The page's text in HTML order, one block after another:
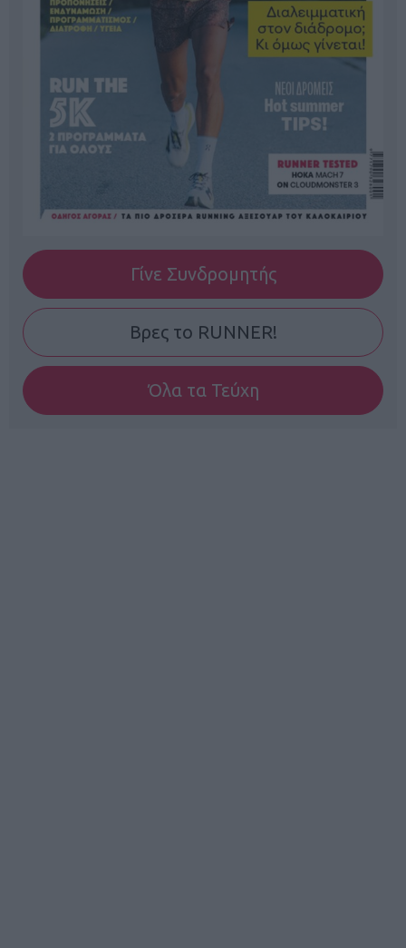
Γίνε Συνδρομητής
Βρες το RUNNER!
Όλα τα Τεύχη